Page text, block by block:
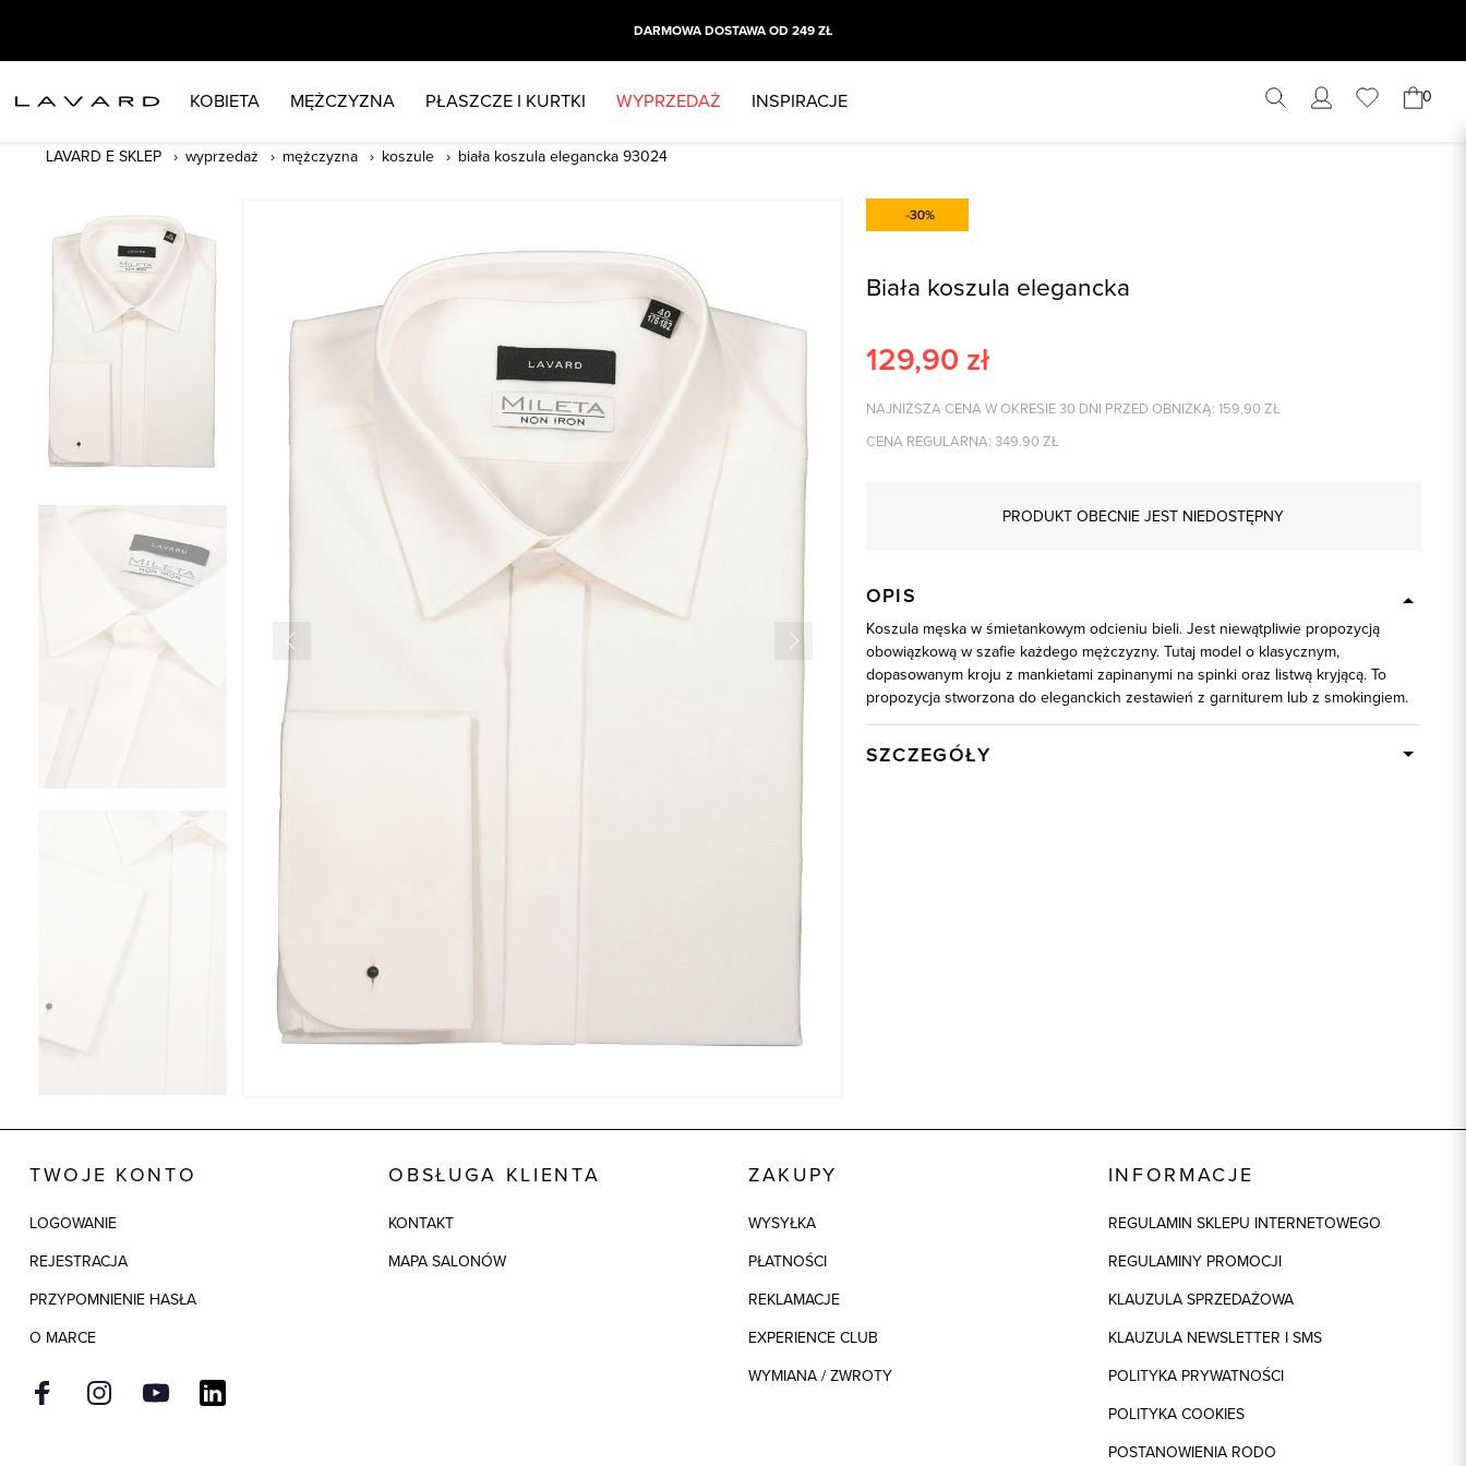
DARMOWA DOSTAWA OD 249 ZŁ
KOBIETA MĘŻCZYZNA PŁASZCZE I KURTKI WYPRZEDAŻ INSPIRACJE 0
LAVARD E SKLEP wyprzedaż mężczyzna koszule biała koszula elegancka 93024
Biała koszula elegancka
129,90 zł
NAJNIŻSZA CENA W OKRESIE 30 DNI PRZED OBNIŻKĄ: 159,90 ZŁ
CENA REGULARNA: 349.90 ZŁ
PRODUKT OBECNIE JEST NIEDOSTĘPNY
OPIS
Koszula męska w śmietankowym odcieniu bieli. Jest niewątpliwie propozycją
obowiązkową w szafie każdego mężczyzny. Tutaj model o klasycznym,
dopasowanym kroju z mankietami zapinanymi na spinki oraz listwą kryjącą. To
propozycja stworzona do eleganckich zestawień z garniturem lub z smokingiem.
SZCZEGÓŁY
TWOJE KONTO
LOGOWANIE
REJESTRACJA
PRZYPOMNIENIE HASŁA
O MARCE
OBSŁUGA KLIENTA
KONTAKT
MAPA SALONÓW
ZAKUPY
WYSYŁKA
PŁATNOŚCI
REKLAMACJE
EXPERIENCE CLUB
WYMIANA / ZWROTY
INFORMACJE
REGULAMIN SKLEPU INTERNETOWEGO
REGULAMINY PROMOCJI
KLAUZULA SPRZEDAŻOWA
KLAUZULA NEWSLETTER I SMS
POLITYKA PRYWATNOŚCI
POLITYKA COOKIES
POSTANOWIENIA RODO